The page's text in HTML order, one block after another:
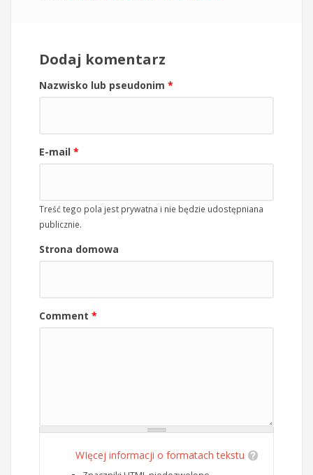
Dodaj komentarz
Nazwisko lub pseudonim *
E-mail *
Treść tego pola jest prywatna i nie będzie udostępniana
publicznie.
Strona domowa
Comment *
WIęcej informacji o formatach tekstu